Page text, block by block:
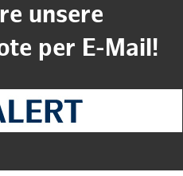
unsere
per E-Mail!